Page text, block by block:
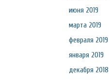
июня 2019
марта 2019
февраля 2019
января 2019
декабря 2018